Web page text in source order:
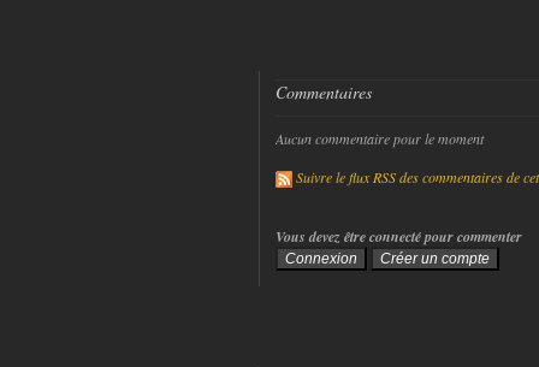
Commentaires
Aucun commentaire pour le moment
Suivre le flux RSS des commentaires de
Vous devez être connecté pour commenter